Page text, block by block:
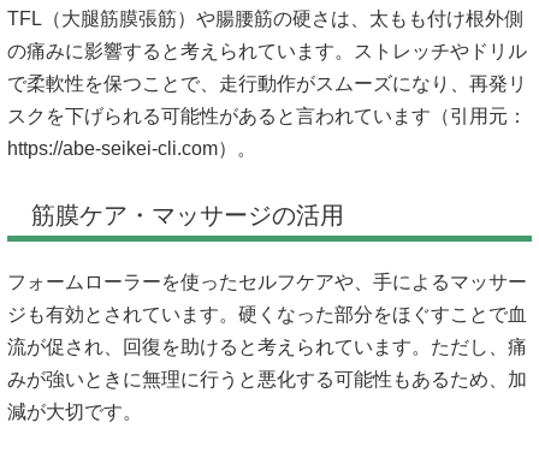
TFL（大腿筋膜張筋）や腸腰筋の硬さは、太もも付け根外側
の痛みに影響すると考えられています。ストレッチやドリル
で柔軟性を保つことで、走行動作がスムーズになり、再発リ
スクを下げられる可能性があると言われています（引用元：
https://abe-seikei-cli.com）。
筋膜ケア・マッサージの活用
フォームローラーを使ったセルフケアや、手によるマッサー
ジも有効とされています。硬くなった部分をほぐすことで血
流が促され、回復を助けると考えられています。ただし、痛
みが強いときに無理に行うと悪化する可能性もあるため、加
減が大切です。